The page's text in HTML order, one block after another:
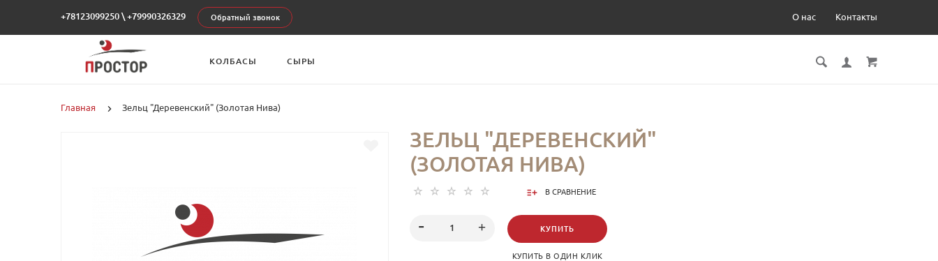
+78123099250 \ +79990326329 Обратный звонок О нас Контакты
КОЛБАСЫ СЫРЫ
Главная Зельц "Деревенский" (Золотая Нива)
ЗЕЛЬЦ "ДЕРЕВЕНСКИЙ"
(ЗОЛОТАЯ НИВА)
В СРАВНЕНИЕ
КУПИТЬ
КУПИТЬ В ОДИН КЛИК